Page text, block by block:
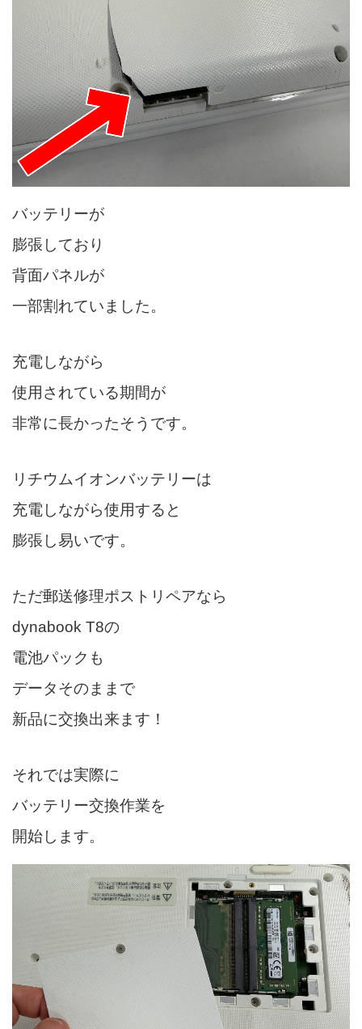
バッテリーが
膨張しており
背面パネルが
一部割れていました。
充電しながら
使用されている期間が
非常に長かったそうです。
リチウムイオンバッテリーは
充電しながら使用すると
膨張し易いです。
ただ郵送修理ポストリペアなら
dynabook T8の
電池パックも
データそのままで
新品に交換出来ます！
それでは実際に
バッテリー交換作業を
開始します。